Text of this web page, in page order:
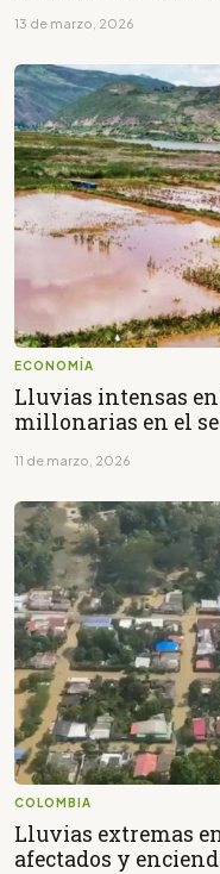
13 de marzo, 2026
ECONOMÍA
Lluvias intensas
millonarias en el
11 de marzo, 2026
COLOMBIA
Lluvias extremas
afectados y